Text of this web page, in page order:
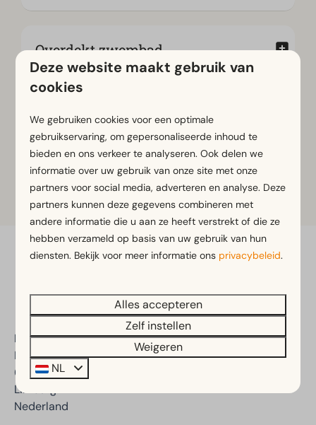
Overdekt zwembad
Restaurant
Self service park shop
Veilig betalen
EuroParcs Poort van Maastricht
Rijksweg 6
6325 PE Berg en Terblijt
Limburg
Nederland
Deze website maakt gebruik van
cookies
We gebruiken cookies voor een optimale
gebruikservaring, om gepersonaliseerde inhoud te
bieden en ons verkeer te analyseren. Ook delen we
informatie over uw gebruik van onze site met onze
partners voor social media, adverteren en analyse. Deze
partners kunnen deze gegevens combineren met
andere informatie die u aan ze heeft verstrekt of die ze
hebben verzameld op basis van uw gebruik van hun
diensten. Bekijk voor meer informatie ons privacybeleid.
Alles accepteren
Zelf instellen
Weigeren
NL